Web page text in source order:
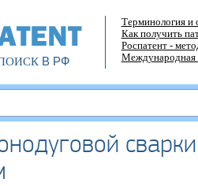
В РФ
Терминология и
Как получить
Роспатент -
Международная